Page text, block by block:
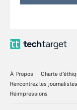
À Propos
Charte
Rencontrez les journalistes
Réimpressions